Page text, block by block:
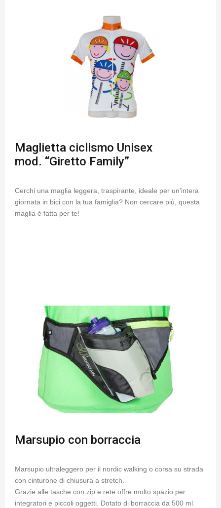
Maglietta ciclismo Unisex
mod. “Giretto Family”
Cerchi una maglia leggera, traspirante, ideale per un'intera
giornata in bici con la tua famiglia? Non cercare più, questa
maglia è fatta per te!
Marsupio con borraccia
Marsupio ultraleggero per il nordic walking o corsa su strada
con cinturone di chiusura a stretch.
Grazie alle tasche con zip e rete offre molto spazio per
integratori e piccoli oggetti. Dotato di borraccia da 500 ml.